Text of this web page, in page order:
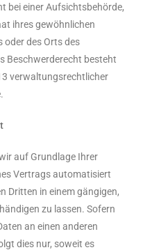
bei einer Aufsichtsbehörde,
ihres gewöhnlichen
oder des Orts des
Beschwerderecht besteht
verwaltungsrechtlicher
auf Grundlage Ihrer
Vertrags automatisiert
Dritten in einem gängigen,
zu lassen. Sofern
an einen anderen
dies nur, soweit es